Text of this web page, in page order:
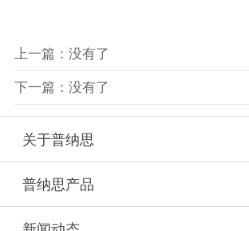
上一篇：没有了
下一篇：没有了
关于普纳思
普纳思产品